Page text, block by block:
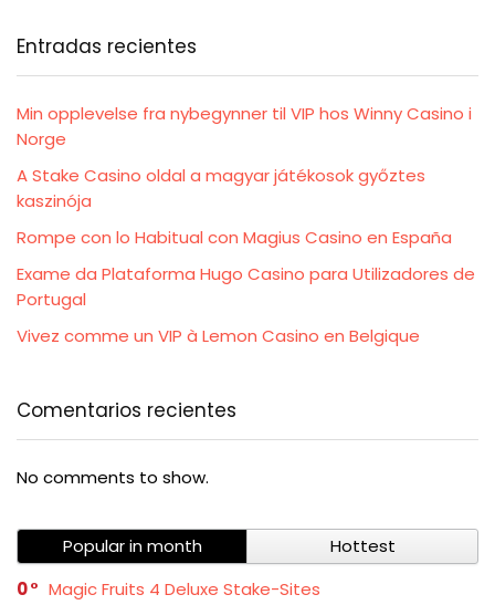
Entradas recientes
Min opplevelse fra nybegynner til VIP hos Winny Casino i
Norge
A Stake Casino oldal a magyar játékosok győztes
kaszinója
Rompe con lo Habitual con Magius Casino en España
Exame da Plataforma Hugo Casino para Utilizadores de
Portugal
Vivez comme un VIP à Lemon Casino en Belgique
Comentarios recientes
No comments to show.
Popular in month
Hottest
0
Magic Fruits 4 Deluxe Stake-Sites